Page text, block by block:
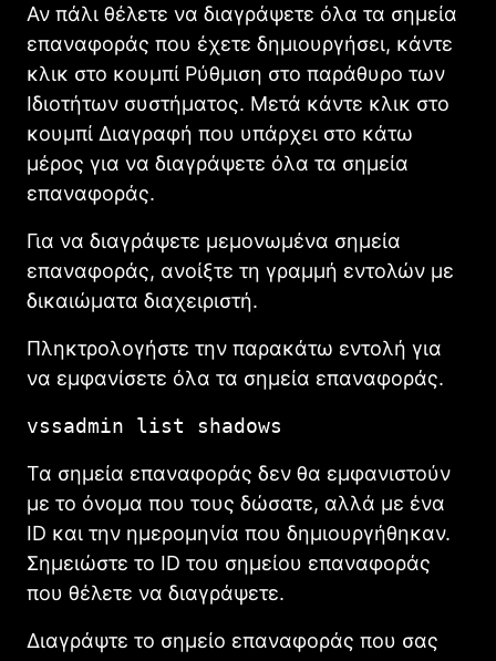
Αν πάλι θέλετε να διαγράψετε όλα τα σημεία
επαναφοράς που έχετε δημιουργήσει, κάντε
κλικ στο κουμπί Ρύθμιση στο παράθυρο των
Ιδιοτήτων συστήματος. Μετά κάντε κλικ στο
κουμπί Διαγραφή που υπάρχει στο κάτω
μέρος για να διαγράψετε όλα τα σημεία
επαναφοράς.
Για να διαγράψετε μεμονωμένα σημεία
επαναφοράς, ανοίξτε τη γραμμή εντολών με
δικαιώματα διαχειριστή.
Πληκτρολογήστε την παρακάτω εντολή για
να εμφανίσετε όλα τα σημεία επαναφοράς.
vssadmin list shadows
Τα σημεία επαναφοράς δεν θα εμφανιστούν
με το όνομα που τους δώσατε, αλλά με ένα
ID και την ημερομηνία που δημιουργήθηκαν.
Σημειώστε το ID του σημείου επαναφοράς
που θέλετε να διαγράψετε.
Διαγράψτε το σημείο επαναφοράς που σας